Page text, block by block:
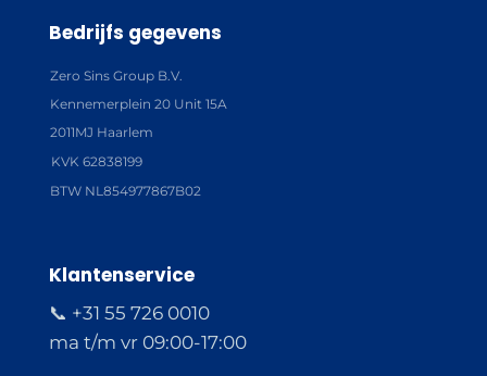
Bedrijfs gegevens
Zero Sins Group B.V.
Kennemerplein 20 Unit 15A
2011MJ Haarlem
KVK 62838199
BTW NL854977867B02
Klantenservice
📞 +31 55 726 0010
ma t/m vr 09:00-17:00